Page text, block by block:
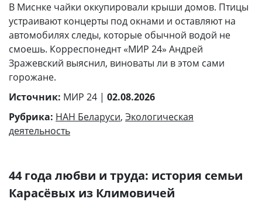
В Миснке чайки оккупировали крыши домов. Птицы
устраивают концерты под окнами и оставляют на
автомобилях следы, которые обычной водой не
смоешь. Корреспонеднт «МИР 24» Андрей
Зражевский выяснил, виноваты ли в этом сами
горожане.
Источник: МИР 24 | 02.08.2026
Рубрика: НАН Беларуси, Экологическая
деятельность
44 года любви и труда: история семьи
Карасёвых из Климовичей